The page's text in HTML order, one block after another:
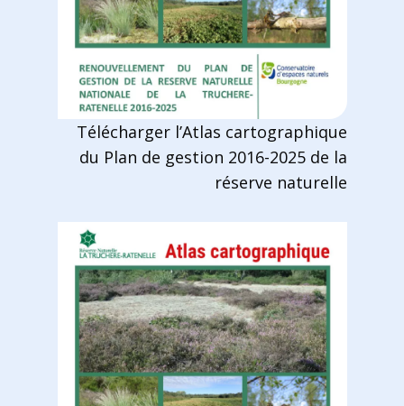
Télécharger l’Atlas cartographique
du Plan de gestion 2016-2025 de la
réserve naturelle